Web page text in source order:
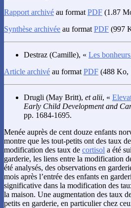
Rapport archivé au format PDF (1.87
Synthèse archivée au format PDF (997
Destraz (Camille), « Les
Article archivé au format PDF (488 Ko,
Drugli (May Britt), et alii, «
Early Child Development and
pp. 1684-1695.
Menée auprès de cent douze enfants
montre que les tout-petits ont des taux de
modification des taux de cortisol a été
garderie, les liens entre la modification
été analysés, des observations en
mois après l’entrée des enfants en
significative dans la modification des
la maison. Une augmentation des taux
petits en garderie, en particulier chez